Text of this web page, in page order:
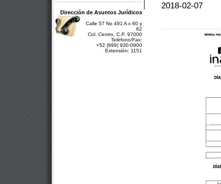
Dirección de Asuntos Jurídicos
Calle 57 No 491 A x 60 y
62
Col. Centro, C.P. 97000
Teléfono/Fax:
+52 (999) 930-0900
Extensión: 1151
2018-02-07